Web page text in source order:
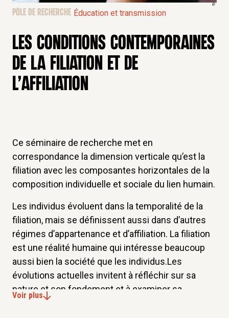
©
PÔLE DE RECHERCHE Éducation et transmission
LES CONDITIONS CONTEMPORAINES
DE LA FILIATION ET DE
L’AFFILIATION
Ce séminaire de recherche met en
correspondance la dimension verticale qu’est la
filiation avec les composantes horizontales de la
composition individuelle et sociale du lien humain.
Les individus évoluent dans la temporalité de la
filiation, mais se définissent aussi dans d’autres
régimes d’appartenance et d’affiliation. La filiation
est une réalité humaine qui intéresse beaucoup
aussi bien la société que les individus.Les
évolutions actuelles invitent à réfléchir sur sa
nature et son fondement et à examiner sa
signification et sa valeur, dans sa relation avec la
Voir plus